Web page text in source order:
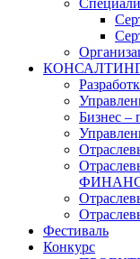
Бизнес –
Фестиваль
Конкурс